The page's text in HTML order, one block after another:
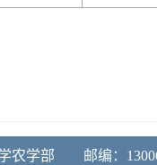
学农学部 邮编：